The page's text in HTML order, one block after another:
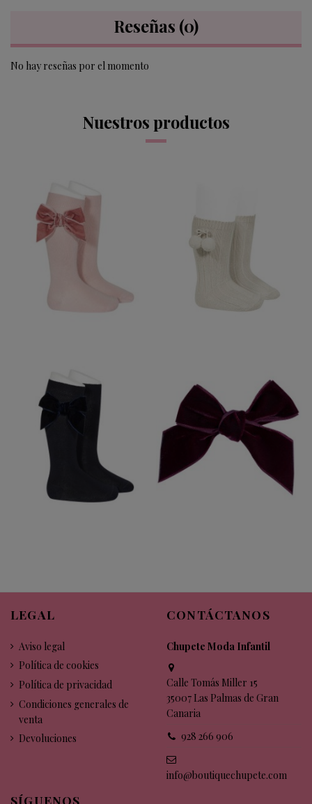
Reseñas (0)
No hay reseñas por el momento
Nuestros productos
CALCETIN ALTO
CONDOR LAZO
TERCIOPELO ROSA
14,95 €
LEGAL
Aviso legal
Política de cookies
Política de privacidad
Condiciones generales de
venta
Devoluciones
CONTÁCTANOS
Chupete Moda Infantil
Calle Tomás Miller 15
35007 Las Palmas de Gran
Canaria
928 266 906
info@boutiquechupete.com
SÍGUENOS